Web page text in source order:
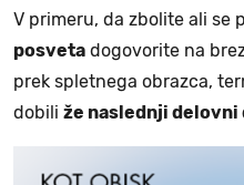
V primeru, da zbolite ali se
posveta dogovorite na
prek spletnega obrazca,
dobili že naslednji delovni